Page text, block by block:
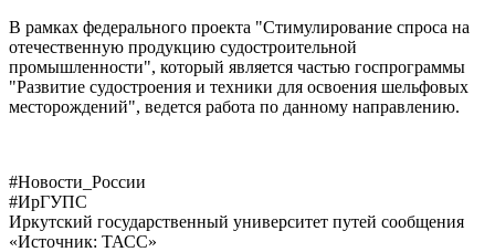
В рамках федерального проекта "Стимулирование спроса на
отечественную продукцию судостроительной
промышленности", который является частью госпрограммы
"Развитие судостроения и техники для освоения шельфовых
месторождений", ведется работа по данному направлению.
#Новости_России
#ИрГУПС
Иркутский государственный университет путей сообщения
«Источник: ТАСС»